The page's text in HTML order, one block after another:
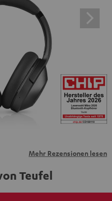
einem Klick angezeigt
Inhalts wird zugestimmt,
werden. Dabei können
Drittplattformen
Informationen sind in der
I zu finden.
Mehr Rezensionen lesen
Teufel